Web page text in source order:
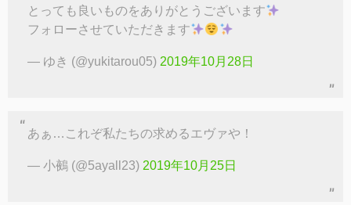
とっても良いものをありがとうございます
フォローさせていただきます
— ゆき (@yukitarou05) 2019年10月28日
あぁ…これぞ私たちの求めるエヴァや！
— 小鵺 (@5ayall23) 2019年10月25日